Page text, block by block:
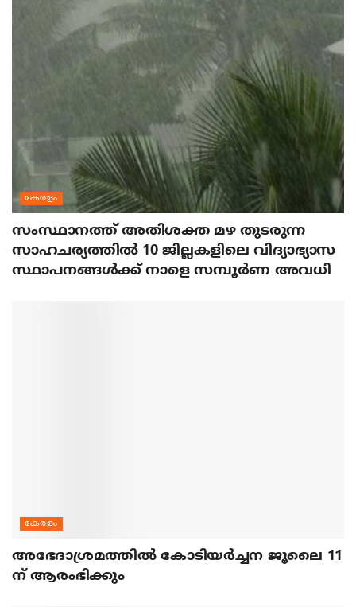
കേരളം
സംസ്ഥാനത്ത് അതിശക്ത മഴ തുടരുന്ന
സാഹചര്യത്തിൽ 10 ജില്ലകളിലെ വിദ്യാഭ്യാസ
സ്ഥാപനങ്ങൾക്ക് നാളെ സമ്പൂർണ അവധി
കേരളം
അഭേദാശ്രമത്തില്‍ കോടിയര്‍ച്ചന ജൂലൈ 11
ന് ആരംഭിക്കും